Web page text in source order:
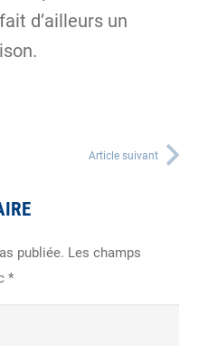
d’ailleurs un
Article suivant
publiée. Les champs
*